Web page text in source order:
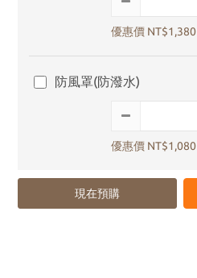
優惠價 NT$1,380
防風罩(防潑水)
優惠價 NT$1,080
現在預購